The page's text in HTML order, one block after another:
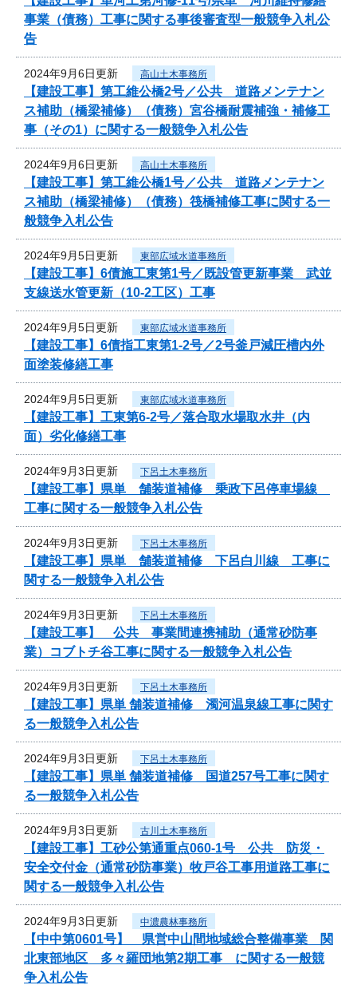
事業（債務）工事に関する事後審査型一般競争入札公
告
2024年9月6日更新 高山土木事務所
【建設工事】第工維公橋2号／公共 道路メンテナン
ス補助（橋梁補修）（債務）宮谷橋耐震補強・補修工
事（その1）に関する一般競争入札公告
2024年9月6日更新 高山土木事務所
【建設工事】第工維公橋1号／公共 道路メンテナン
ス補助（橋梁補修）（債務）筏橋補修工事に関する一
般競争入札公告
2024年9月5日更新 東部広域水道事務所
【建設工事】6債施工東第1号／既設管更新事業 武並
支線送水管更新（10-2工区）工事
2024年9月5日更新 東部広域水道事務所
【建設工事】6債指工東第1-2号／2号釜戸減圧槽内外
面塗装修繕工事
2024年9月5日更新 東部広域水道事務所
【建設工事】工東第6-2号／落合取水場取水井（内
面）劣化修繕工事
2024年9月3日更新 下呂土木事務所
【建設工事】県単 舗装道補修 乗政下呂停車場線
工事に関する一般競争入札公告
2024年9月3日更新 下呂土木事務所
【建設工事】県単 舗装道補修 下呂白川線 工事に
関する一般競争入札公告
2024年9月3日更新 下呂土木事務所
【建設工事】 公共 事業間連携補助（通常砂防事
業）コブトチ谷工事に関する一般競争入札公告
2024年9月3日更新 下呂土木事務所
【建設工事】県単 舗装道補修 濁河温泉線工事に関す
る一般競争入札公告
2024年9月3日更新 下呂土木事務所
【建設工事】県単 舗装道補修 国道257号工事に関す
る一般競争入札公告
2024年9月3日更新 古川土木事務所
【建設工事】工砂公第通重点060-1号 公共 防災・
安全交付金（通常砂防事業）牧戸谷工事用道路工事に
関する一般競争入札公告
2024年9月3日更新 中濃農林事務所
【中中第0601号】 県営中山間地域総合整備事業 関
北東部地区 多々羅団地第2期工事 に関する一般競
争入札公告